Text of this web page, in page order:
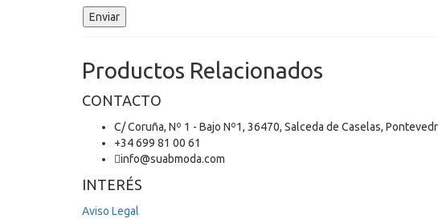
Productos Relacionados
CONTACTO
C/ Coruña, Nº 1 - Bajo Nº1, 36470, Salceda de Caselas,
+34 699 81 00 61
info@suabmoda.com
INTERÉS
Aviso Legal